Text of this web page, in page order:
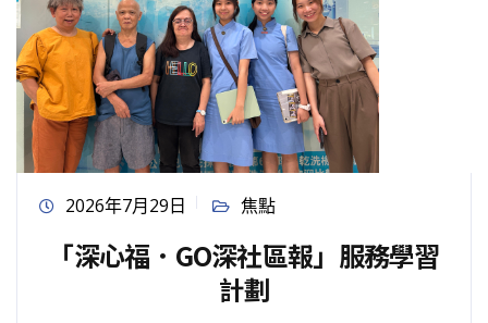
2026年7月29日 焦點
「深心福．GO深社區報」服務學習
計劃